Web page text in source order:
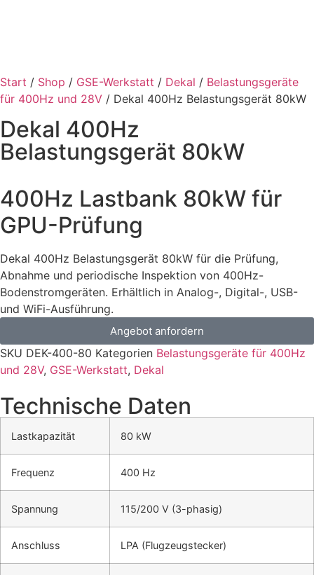
Start / Shop / GSE-Werkstatt / Dekal / Belastungsgeräte
für 400Hz und 28V / Dekal 400Hz Belastungsgerät 80kW
Dekal 400Hz
Belastungsgerät 80kW
400Hz Lastbank 80kW für
GPU-Prüfung
Dekal 400Hz Belastungsgerät 80kW für die Prüfung,
Abnahme und periodische Inspektion von 400Hz-
Bodenstromgeräten. Erhältlich in Analog-, Digital-, USB-
und WiFi-Ausführung.
Angebot anfordern
SKU DEK-400-80 Kategorien Belastungsgeräte für 400Hz
und 28V, GSE-Werkstatt, Dekal
Technische Daten
Lastkapazität 80 kW
Frequenz 400 Hz
Spannung 115/200 V (3-phasig)
Anschluss LPA (Flugzeugstecker)